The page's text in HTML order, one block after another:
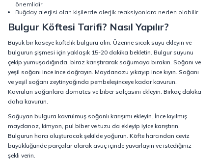
önemlidir.
Buğday alerjisi olan kişilerde alerjik reaksiyonlara neden olabilir.
Bulgur Köftesi Tarifi? Nasıl Yapılır?
Büyük bir kaseye köftelik bulguru alın. Üzerine sıcak suyu ekleyin ve
bulgurun şişmesi için yaklaşık 15-20 dakika bekletin. Bulgur suyunu
çekip yumuşadığında, biraz karıştırarak soğumaya bırakın. Soğanı ve
yeşil soğanı ince ince doğrayın. Maydanozu yıkayıp ince kıyın. Soğanı
ve yeşil soğanı zeytinyağında pembeleşinceye kadar kavurun.
Kavrulan soğanlara domates ve biber salçasını ekleyin. Birkaç dakika
daha kavurun.
Soğuyan bulgura kavrulmuş soğanlı karışımı ekleyin. İnce kıyılmış
maydanoz, kimyon, pul biber ve tuzu da ekleyip iyice karıştırın.
Bulgurun harcı oluşturacak şekilde yoğurun. Köfte harcından ceviz
büyüklüğünde parçalar alarak avuç içinde yuvarlayın ve istediğiniz
şekli verin.